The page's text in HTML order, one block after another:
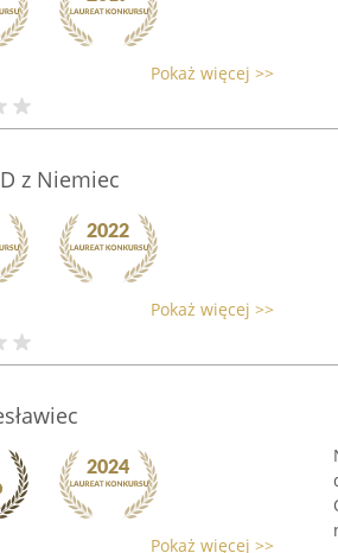
Pokaż więcej >>
z Niemiec
Pokaż więcej >>
Pokaż więcej >>